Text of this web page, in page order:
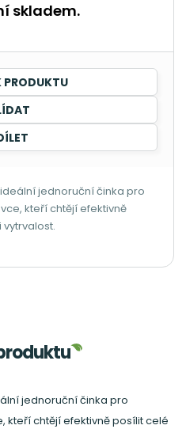
skladem.
jednoruční činka pro
kteří chtějí efektivně
vytrvalost.
jednoruční činka pro
kteří chtějí efektivně posílit celé